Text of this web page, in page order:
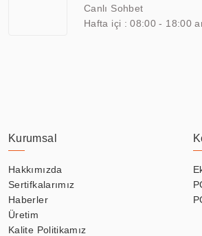
Canlı Sohbet
Hafta içi : 08:00 - 18:00
Kurumsal
Hakkımızda
Sertifkalarımız
Haberler
Üretim
Kalite Politikamız